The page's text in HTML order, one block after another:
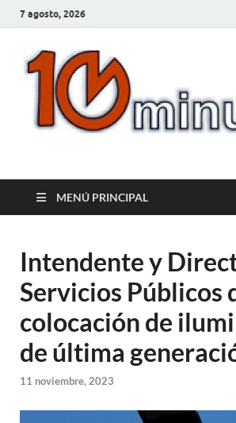
7 agosto, 2026
MENÚ PRINCIPAL
Intendente y
Servicios Públicos
colocación de
de última
11 noviembre, 2023